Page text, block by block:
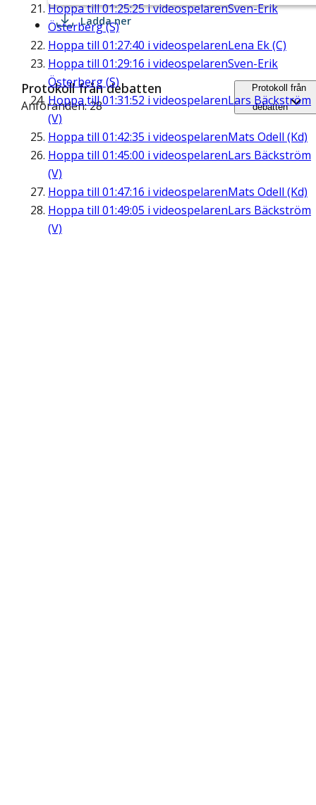
Hoppa till01:25:25i videospelarenSven-Erik
Österberg (S)
Hoppa till 01:27:40 i videospelarenLena Ek (C)
Hoppa till 01:29:16 i videospelarenSven-Erik
Österberg (S)
Hoppa till01:31:52 i videospelarenLars Bäckström
(V)
Hoppa till 01:42:35 i videospelarenMats Odell (Kd)
Hoppa till 01:45:00 i videospelarenLars Bäckström
(V)
Hoppa till 01:47:16 i videospelarenMats Odell (Kd)
Hoppa till 01:49:05 i videospelarenLars Bäckström
(V)
Ladda ner
Protokoll från debatten
Anföranden: 28
Protokoll från
debatten